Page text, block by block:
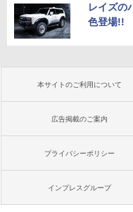
レイズの
色登場!!
本サイトのご利用について
広告掲載のご案内
プライバシーポリシー
インプレスグループ